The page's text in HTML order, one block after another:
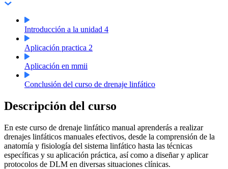
Introducción a la unidad 4
Aplicación practica 2
Aplicación en mmii
Conclusión del curso de drenaje linfático
Descripción del curso
En este curso de drenaje linfático manual aprenderás a realizar
drenajes linfáticos manuales efectivos, desde la comprensión de la
anatomía y fisiología del sistema linfático hasta las técnicas
específicas y su aplicación práctica, así como a diseñar y aplicar
protocolos de DLM en diversas situaciones clínicas.